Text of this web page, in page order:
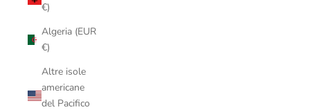
€)
Algeria (EUR
€)
Altre isole
americane
del Pacifico